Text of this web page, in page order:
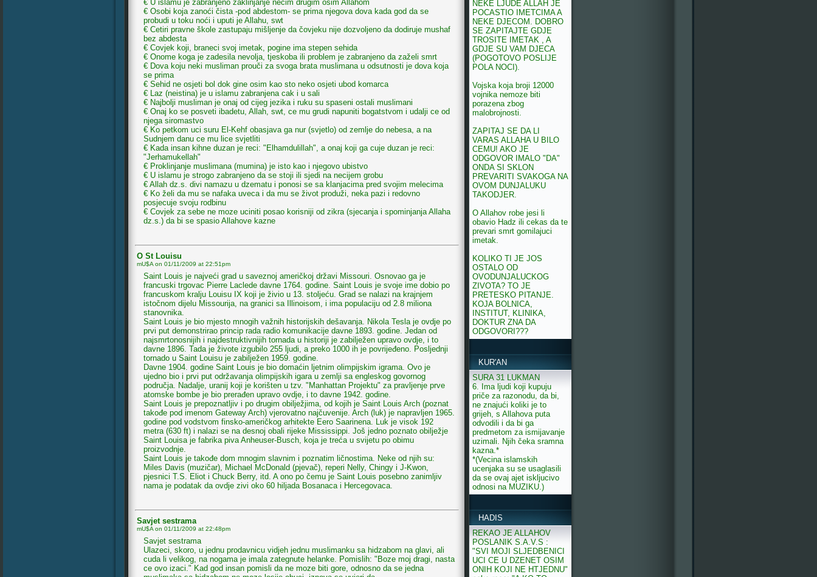
€ U islamu je zabranjeno zaklinjanje necim drugim osim Allahom
€ Osobi koja zanoći čista -pod abdestom- se prima njegova dova kada god da se
probudi u toku noći i uputi je Allahu, swt
€ Cetiri pravne škole zastupaju mišljenje da čovjeku nije dozvoljeno da dodiruje mushaf
bez abdesta
€ Covjek koji, braneci svoj imetak, pogine ima stepen sehida
€ Onome koga je zadesila nevolja, tjeskoba ili problem je zabranjeno da zaželi smrt
€ Dova koju neki musliman prouči za svoga brata muslimana u odsutnosti je dova koja
se prima
€ Sehid ne osjeti bol dok gine osim kao sto neko osjeti ubod komarca
€ Laz (neistina) je u islamu zabranjena cak i u sali
€ Najbolji musliman je onaj od cijeg jezika i ruku su spaseni ostali muslimani
€ Onaj ko se posveti ibadetu, Allah, swt, ce mu grudi napuniti bogatstvom i udalji ce od
njega siromastvo
€ Ko petkom uci suru El-Kehf obasjava ga nur (svjetlo) od zemlje do nebesa, a na
Sudnjem danu ce mu lice svjetliti
€ Kada insan kihne duzan je reci: "Elhamdulillah", a onaj koji ga cuje duzan je reci:
"Jerhamukellah"
€ Proklinjanje muslimana (mumina) je isto kao i njegovo ubistvo
€ U islamu je strogo zabranjeno da se stoji ili sjedi na necijem grobu
€ Allah dz.s. divi namazu u dzematu i ponosi se sa klanjacima pred svojim melecima
€ Ko želi da mu se nafaka uveca i da mu se život produži, neka pazi i redovno
posjecuje svoju rodbinu
€ Covjek za sebe ne moze uciniti posao korisniji od zikra (sjecanja i spominjanja Allaha
dz.s.) da bi se spasio Allahove kazne
O St Louisu
mU$A on 01/11/2009 at 22:51pm
Saint Louis je najveći grad u saveznoj američkoj državi Missouri. Osnovao ga je
francuski trgovac Pierre Laclede davne 1764. godine. Saint Louis je svoje ime dobio po
francuskom kralju Louisu IX koji je živio u 13. stoljeću. Grad se nalazi na krajnjem
istočnom dijelu Missourija, na granici sa Illinoisom, i ima populaciju od 2.8 miliona
stanovnika.
Saint Louis je bio mjesto mnogih važnih historijskih dešavanja. Nikola Tesla je ovdje po
prvi put demonstrirao princip rada radio komunikacije davne 1893. godine. Jedan od
najsmrtonosnijih i najdestruktivnijih tornada u historiji je zabilježen upravo ovdje, i to
davne 1896. Tada je živote izgubilo 255 ljudi, a preko 1000 ih je povrijeđeno. Posljednji
tornado u Saint Louisu je zabilježen 1959. godine.
Davne 1904. godine Saint Louis je bio domaćin ljetnim olimpijskim igrama. Ovo je
ujedno bio i prvi put održavanja olimpijskih igara u zemlji sa engleskog govornog
područja. Nadalje, uranij koji je korišten u tzv. "Manhattan Projektu" za pravljenje prve
atomske bombe je bio prerađen upravo ovdje, i to davne 1942. godine.
Saint Louis je prepoznatljiv i po drugim obilježjima, od kojih je Saint Louis Arch (poznat
takođe pod imenom Gateway Arch) vjerovatno najčuvenije. Arch (luk) je napravljen 1965.
godine pod vodstvom finsko-američkog arhitekte Eero Saarinena. Luk je visok 192
metra (630 ft) i nalazi se na desnoj obali rijeke Mississippi. Još jedno poznato obilježje
Saint Louisa je fabrika piva Anheuser-Busch, koja je treća u svijetu po obimu
proizvodnje.
Saint Louis je takođe dom mnogim slavnim i poznatim ličnostima. Neke od njih su:
Miles Davis (muzičar), Michael McDonald (pjevač), reperi Nelly, Chingy i J-Kwon,
pjesnici T.S. Eliot i Chuck Berry, itd. A ono po čemu je Saint Louis posebno zanimljiv
nama je podatak da ovdje zivi oko 60 hiljada Bosanaca i Hercegovaca.
Savjet sestrama
mU$A on 01/11/2009 at 22:48pm
Savjet sestrama
Ulazeci, skoro, u jednu prodavnicu vidjeh jednu muslimanku sa hidzabom na glavi, ali
cuda li velikog, na nogama je imala zategnute helanke. Pomislih: "Boze moj dragi, nasta
ce ovo izaci." Kad god insan pomisli da ne moze biti gore, odnosno da se jedna
NEKE LJUDE ALLAH JE
POCASTIO IMETCIMA A
NEKE DJECOM. DOBRO
SE ZAPITAJTE GDJE
TROSITE IMETAK , A
GDJE SU VAM DJECA
(POGOTOVO POSLIJE
POLA NOCI).
Vojska koja broji 12000
vojnika nemoze biti
porazena zbog
malobrojnosti.
ZAPITAJ SE DA LI
VARAS ALLAHA U BILO
CEMU! AKO JE
ODGOVOR IMALO "DA"
ONDA SI SKLON
PREVARITI SVAKOGA NA
OVOM DUNJALUKU
TAKODJER.
O Allahov robe jesi li
obavio Hadz ili cekas da te
prevari smrt gomilajuci
imetak.
KOLIKO TI JE JOS
OSTALO OD
OVODUNJALUCKOG
ZIVOTA? TO JE
PRETESKO PITANJE.
KOJA BOLNICA,
INSTITUT, KLINIKA,
DOKTUR ZNA DA
ODGOVORI???
KUR'AN
SURA 31 LUKMAN
6. Ima ljudi koji kupuju
priče za razonodu, da bi,
ne znajući koliki je to
grijeh, s Allahova puta
odvodili i da bi ga
predmetom za ismijavanje
uzimali. Njih čeka sramna
kazna.*
*(Vecina islamskih
ucenjaka su se usaglasili
da se ovaj ajet iskljucivo
odnosi na MUZIKU.)
HADIS
REKAO JE ALLAHOV
POSLANIK S.A.V.S :
"SVI MOJI SLJEDBENICI
UCI CE U DZENET OSIM
ONIH KOJI NE HTJEDNU"